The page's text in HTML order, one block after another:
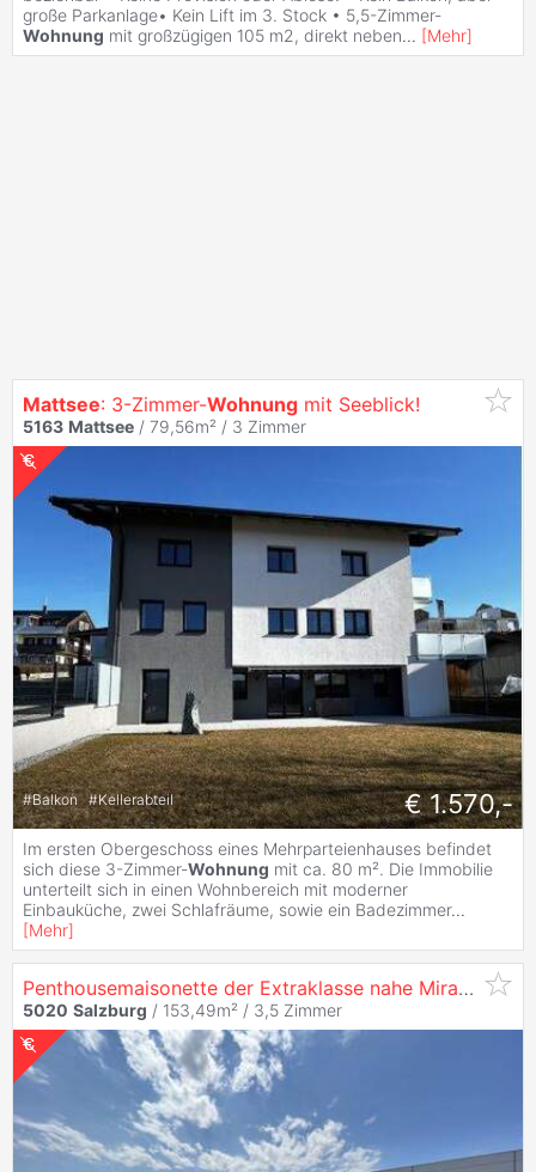
große Parkanlage• Kein Lift im 3. Stock • 5,5-Zimmer-
Wohnung mit großzügigen 105 m2, direkt neben... [Mehr]
Mattsee: 3-Zimmer-Wohnung mit Seeblick!
5163 Mattsee / 79,56m² / 3 Zimmer
#Balkon #Kellerabteil € 1.570,-
Im ersten Obergeschoss eines Mehrparteienhauses befindet
sich diese 3-Zimmer-Wohnung mit ca. 80 m². Die Immobilie
unterteilt sich in einen Wohnbereich mit moderner
Einbauküche, zwei Schlafräume, sowie ein Badezimmer...
[Mehr]
Penthousemaisonette der Extraklasse nahe Mirabell!
5020 Salzburg / 153,49m² / 3,5 Zimmer